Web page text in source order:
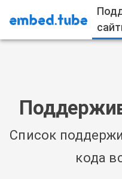
Список
кода